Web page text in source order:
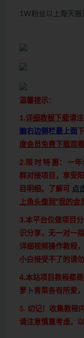
1W粉丝以上每天搬
温馨提示：
1.详细教程下载请
脑右边侧栏最上面
度会员免费下载观看
2.限 时 特 惠： 一年
群对接项目，享受
目明细。了解可
点
上角头像到“我的会
3.本平台仅做项目
识分享，无一对一
详细视频操作教程
小白接受不了的请勿
4.本站项目教程都
萝卜青菜各有所爱
5. 切记！收集教程
请注意慎重考虑，